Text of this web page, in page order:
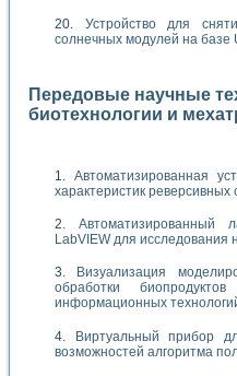
Устройство для
солнечных модулей на базе
Передовые научные
биотехнологии и
Автоматизированная
характеристик реверсивных
Автоматизированный
LabVIEW для исследования
Визуализация
обработки
информационных
Виртуальный прибор
возможностей алгоритма